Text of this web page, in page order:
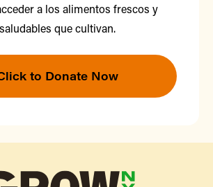
a los alimentos frescos y
saludables que cultivan.
to Donate Now